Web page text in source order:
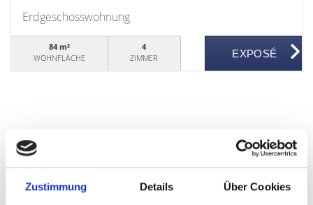
Zustimmung Details Über Cookies
Erdgeschosswohnung
84 m²
WOHNFLÄCHE
4
ZIMMER
Putzbrunn Freystadt Ammerndorf Puschendorf
München-Lerchenau
Zirndorf Gauting
Oberding